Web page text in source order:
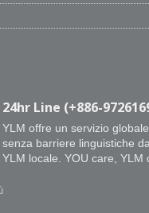
24hr Line (+886-
YLM offre un servizio
senza barriere linguistiche
YLM locale. YOU care, YLM